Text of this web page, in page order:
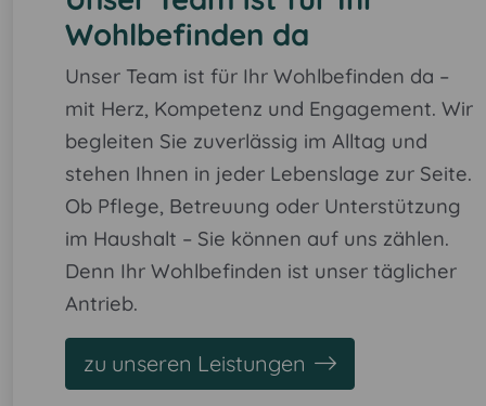
Wohlbefinden da
Unser Team ist für Ihr Wohlbefinden da –
mit Herz, Kompetenz und Engagement. Wir
begleiten Sie zuverlässig im Alltag und
stehen Ihnen in jeder Lebenslage zur Seite.
Ob Pflege, Betreuung oder Unterstützung
im Haushalt – Sie können auf uns zählen.
Denn Ihr Wohlbefinden ist unser täglicher
Antrieb.
zu unseren Leistungen